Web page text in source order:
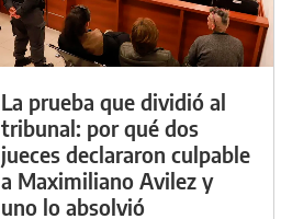
La prueba que dividió al
tribunal: por qué dos
jueces declararon culpable
a Maximiliano Avilez y
uno lo absolvió